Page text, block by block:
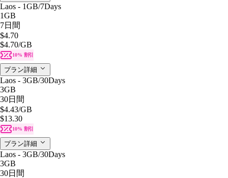
Laos - 1GB/7Days
1GB
7日間
$4.70
$4.70/GB
10% 割引
プラン詳細
Laos - 3GB/30Days
3GB
30日間
$4.43/GB
$13.30
10% 割引
プラン詳細
Laos - 3GB/30Days
3GB
30日間